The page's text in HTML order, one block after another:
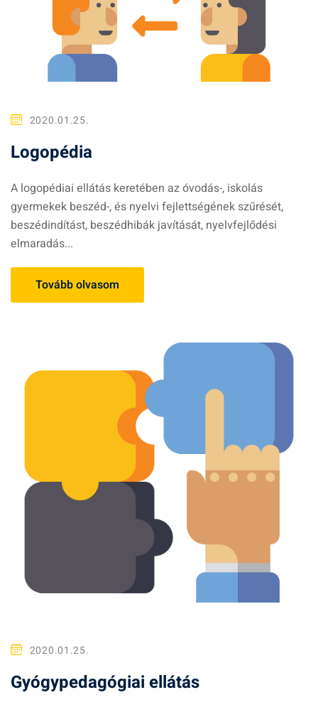
2020.01.25.
Logopédia
A logopédiai ellátás keretében az óvodás-, iskolás
gyermekek beszéd-, és nyelvi fejlettségének szűrését,
beszédindítást, beszédhibák javítását, nyelvfejlődési
elmaradás...
Tovább olvasom
2020.01.25.
Gyógypedagógiai ellátás